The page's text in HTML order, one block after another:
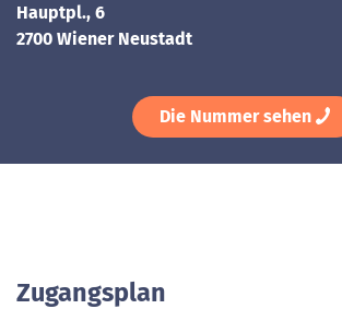
Hauptpl., 6
2700 Wiener Neustadt
Die Nummer sehen
Zugangsplan